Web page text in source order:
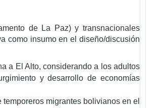
de La Paz) y transnacionales
como insumo en el diseño/discusión
a El Alto, considerando a los adultos
y desarrollo de economías
migrantes bolivianos en el